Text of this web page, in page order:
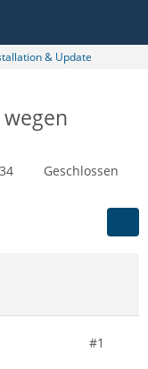
& Update
Geschlossen
#1